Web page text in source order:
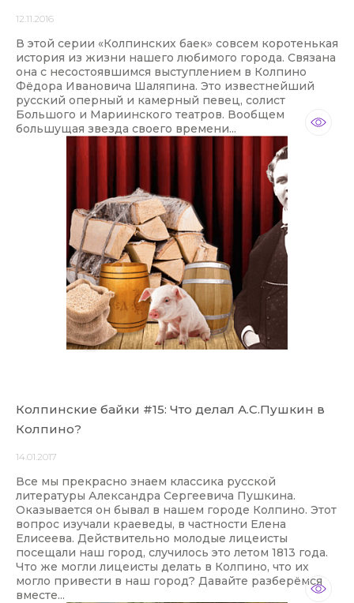
12.11.2016
В этой серии «Колпинских баек» совсем коротенькая
история из жизни нашего любимого города. Связана
она с несостоявшимся выступлением в Колпино
Фёдора Ивановича Шаляпина. Это известнейший
русский оперный и камерный певец, солист
Большого и Мариинского театров. Вообщем
большущая звезда своего времени...
Колпинские байки #15: Что делал А.С.Пушкин в
Колпино?
14.01.2017
Все мы прекрасно знаем классика русской
литературы Александра Сергеевича Пушкина.
Оказывается он бывал в нашем городе Колпино. Этот
вопрос изучали краеведы, в частности Елена
Елисеева. Действительно молодые лицеисты
посещали наш город, случилось это летом 1813 года.
Что же могли лицеисты делать в Колпино, что их
могло привести в наш город? Давайте разберёмся
вместе...